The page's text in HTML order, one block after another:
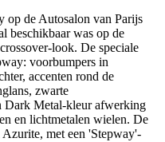
op de Autosalon van Parijs
beschikbaar was op de
look. De speciale
voorbumpers in
accenten rond de
zwarte
Dark Metal-kleur afwerking
en lichtmetalen wielen. De
met een 'Stepway'-